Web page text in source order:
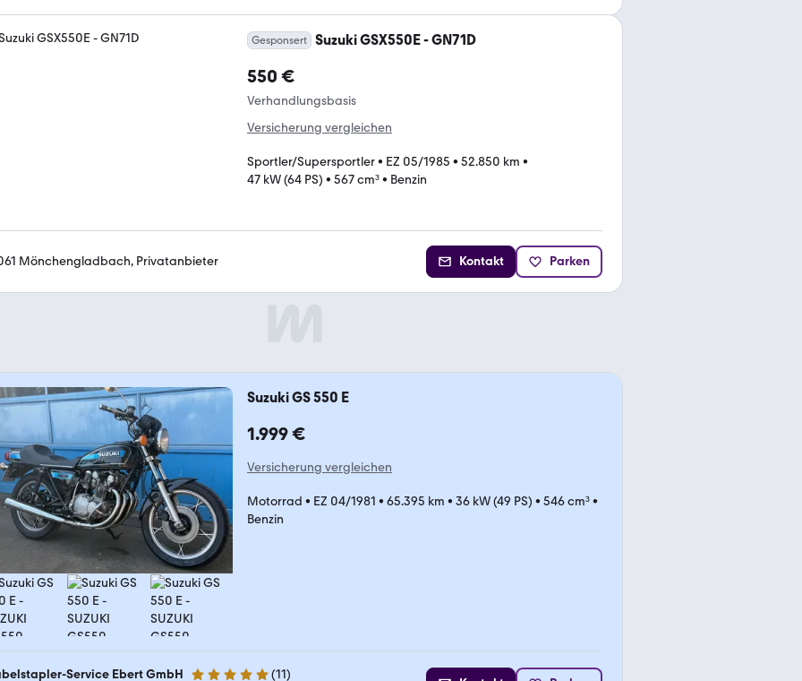
Gesponsert Suzuki GSX550E - GN71D
550 €
Verhandlungsbasis
Versicherung vergleichen
Sportler/Supersportler• EZ 05/1985 • 52.850 km •
47 kW (64 PS) • 567 cm³• Benzin
Mönchengladbach, Privatanbieter Kontakt Parken
Suzuki GS 550 E
1.999 €
Versicherung vergleichen
Motorrad • EZ 04/1981 • 65.395 km • 36 kW (49 PS) • 546 cm³•
Benzin
Service Ebert GmbH (11)